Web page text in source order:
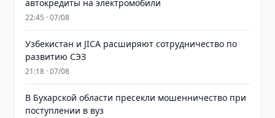
автокредиты на электромобили
22:45 · 07/08
Узбекистан и JICA расширяют сотрудничество по
развитию СЭЗ
21:18 · 07/08
В Бухарской области пресекли мошенничество при
поступлении в вуз